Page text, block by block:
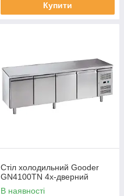
Купити
Стіл холодильний Gooder
GN4100TN 4х-дверний
В наявності